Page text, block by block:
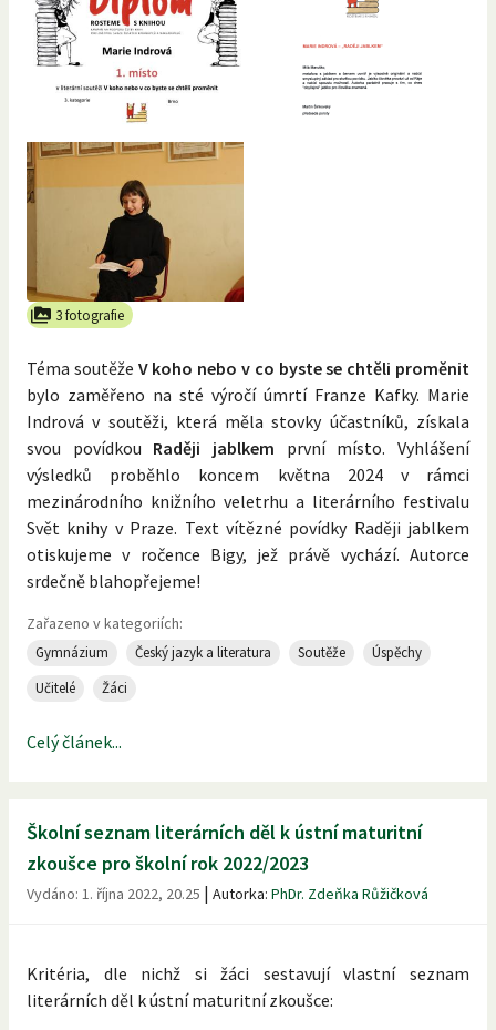
3 fotografie
Téma soutěže V koho nebo v co byste se chtěli proměnit
bylo zaměřeno na sté výročí úmrtí Franze Kafky. Marie
Indrová v soutěži, která měla stovky účastníků, získala
svou povídkou Raději jablkem první místo. Vyhlášení
výsledků proběhlo koncem května 2024 v rámci
mezinárodního knižního veletrhu a literárního festivalu
Svět knihy v Praze. Text vítězné povídky Raději jablkem
otiskujeme v ročence Bigy, jež právě vychází. Autorce
srdečně blahopřejeme!
Zařazeno v kategoriích:
Gymnázium Český jazyk a literatura Soutěže
Úspěchy
Učitelé
Žáci
Celý článek...
Školní seznam literárních děl k ústní maturitní
zkoušce pro školní rok 2022/2023
Vydáno: 1. října 2022, 20.25 | Autorka: PhDr. Zdeňka Růžičková
Kritéria, dle nichž si žáci sestavují vlastní seznam
literárních děl k ústní maturitní zkoušce: